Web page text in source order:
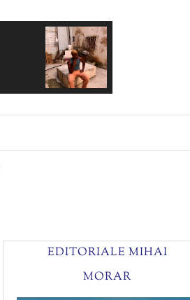
PASTEL RADIO - Final Frame
EDITORIALE MIHAI
MORAR